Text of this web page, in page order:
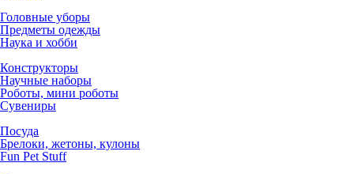
Головные уборы
Предметы одежды
Наука и хобби
Конструкторы
Научные наборы
Роботы, мини роботы
Сувениры
Посуда
Брелоки, жетоны, кулоны
Fun Pet Stuff